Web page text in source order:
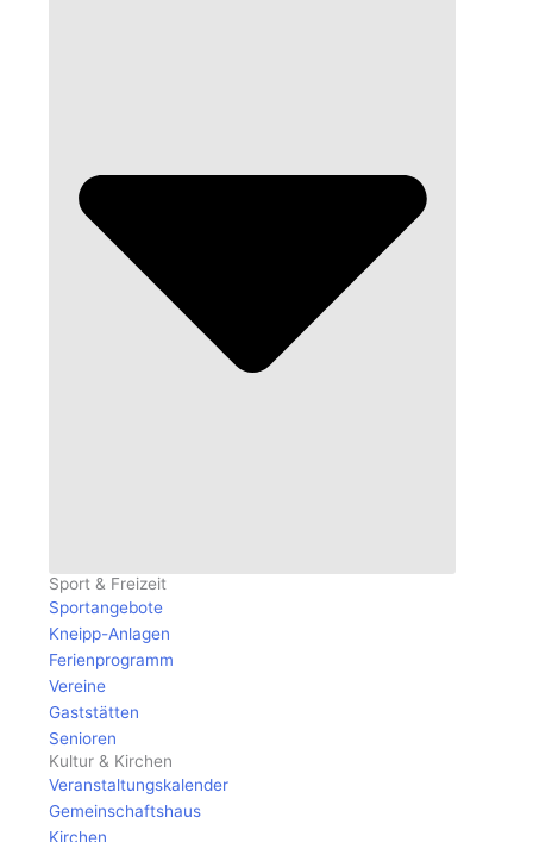
Sport & Freizeit
Sportangebote
Kneipp-Anlagen
Ferienprogramm
Vereine
Gaststätten
Senioren
Kultur & Kirchen
Veranstaltungskalender
Gemeinschaftshaus
Kirchen